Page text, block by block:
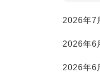
2026年7
2026年6
2026年6